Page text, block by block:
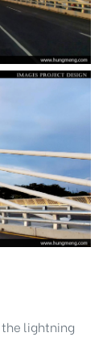
lightning